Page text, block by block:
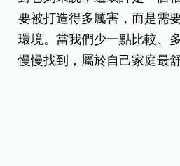
要被打造得多厲害，而是需
環境。當我們少一點比較、
慢慢找到，屬於自己家庭最